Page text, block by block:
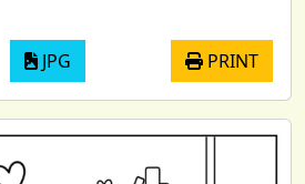
JPG PRINT